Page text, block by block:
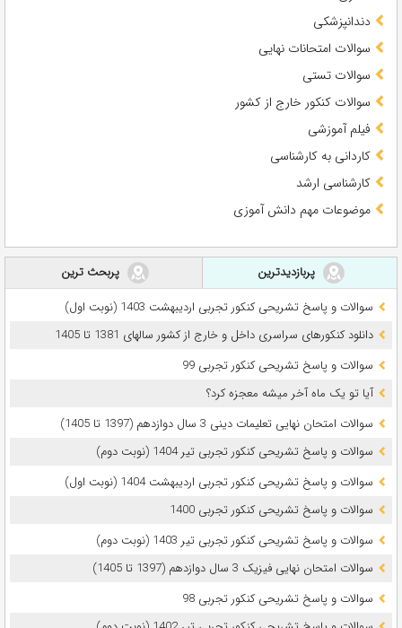
دندانپزشکی
سوالات امتحانات نهایی
سوالات تستی
سوالات کنکور خارج از کشور
فیلم آموزشی
کاردانی به کارشناسی
کارشناسی ارشد
موضوعات مهم دانش آموزی
پربازدیدترین
پربحث ترین
سوالات و پاسخ تشریحی کنکور تجربی اردیبهشت 1403 (نوبت اول)
دانلود کنکورهای سراسری داخل و خارج از کشور سالهای 1381 تا 1405
سوالات و پاسخ تشریحی کنکور تجربی 99
آیا تو یک ماه آخر میشه معجزه کرد؟
سوالات امتحان نهایی تعلیمات دینی 3 سال دوازدهم (1397 تا 1405)
سوالات و پاسخ تشریحی کنکور تجربی تیر 1404 (نوبت دوم)
سوالات و پاسخ تشریحی کنکور تجربی اردیبهشت 1404 (نوبت اول)
سوالات و پاسخ تشریحی کنکور تجربی 1400
سوالات و پاسخ تشریحی کنکور تجربی تیر 1403 (نوبت دوم)
سوالات امتحان نهایی فیزیک 3 سال دوازدهم (1397 تا 1405)
سوالات و پاسخ تشریحی کنکور تجربی 98